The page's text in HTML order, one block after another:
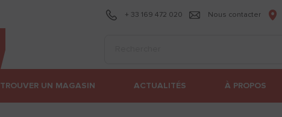
+ 33 169 472 020 Nous contacter
TROUVER UN MAGASIN ACTUALITÉS À PROPOS